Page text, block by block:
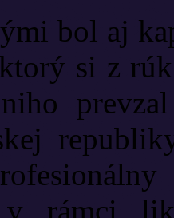
bol aj
si z
rámci